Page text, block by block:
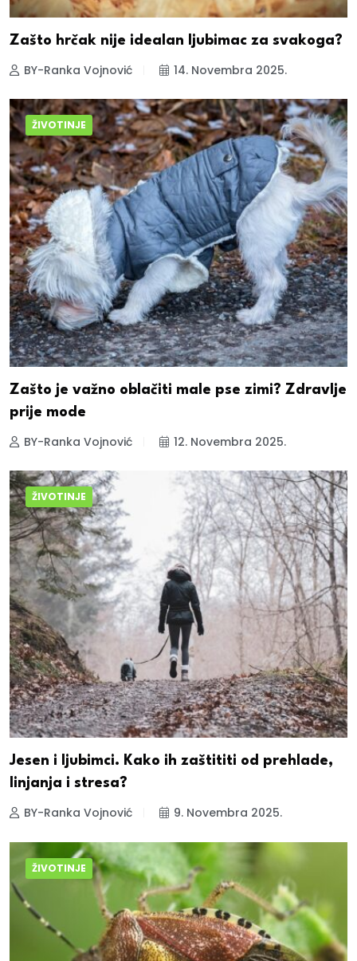
Zašto hrčak nije idealan ljubimac za svakoga?
BY-Ranka Vojnović 14. Novembra 2025.
ŽIVOTINJE
Zašto je važno oblačiti male pse zimi? Zdravlje
prije mode
BY-Ranka Vojnović 12. Novembra 2025.
ŽIVOTINJE
Jesen i ljubimci. Kako ih zaštititi od prehlade,
linjanja i stresa?
BY-Ranka Vojnović 9. Novembra 2025.
ŽIVOTINJE